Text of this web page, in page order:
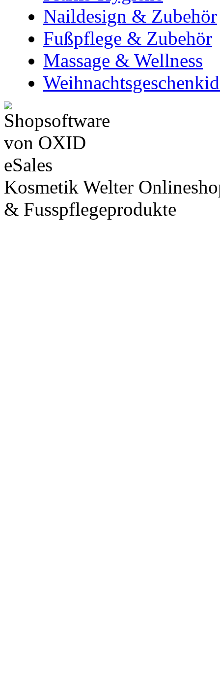
Naildesign & Zubehör
Fußpflege & Zubehör
Massage & Wellness
Kosmetik Welter
& Fusspflegeprodukte